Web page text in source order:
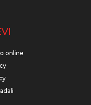
online